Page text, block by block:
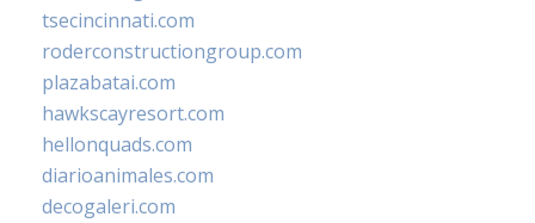
tsecincinnati.com
roderconstructiongroup.com
plazabatai.com
hawkscayresort.com
hellonquads.com
diarioanimales.com
decogaleri.com